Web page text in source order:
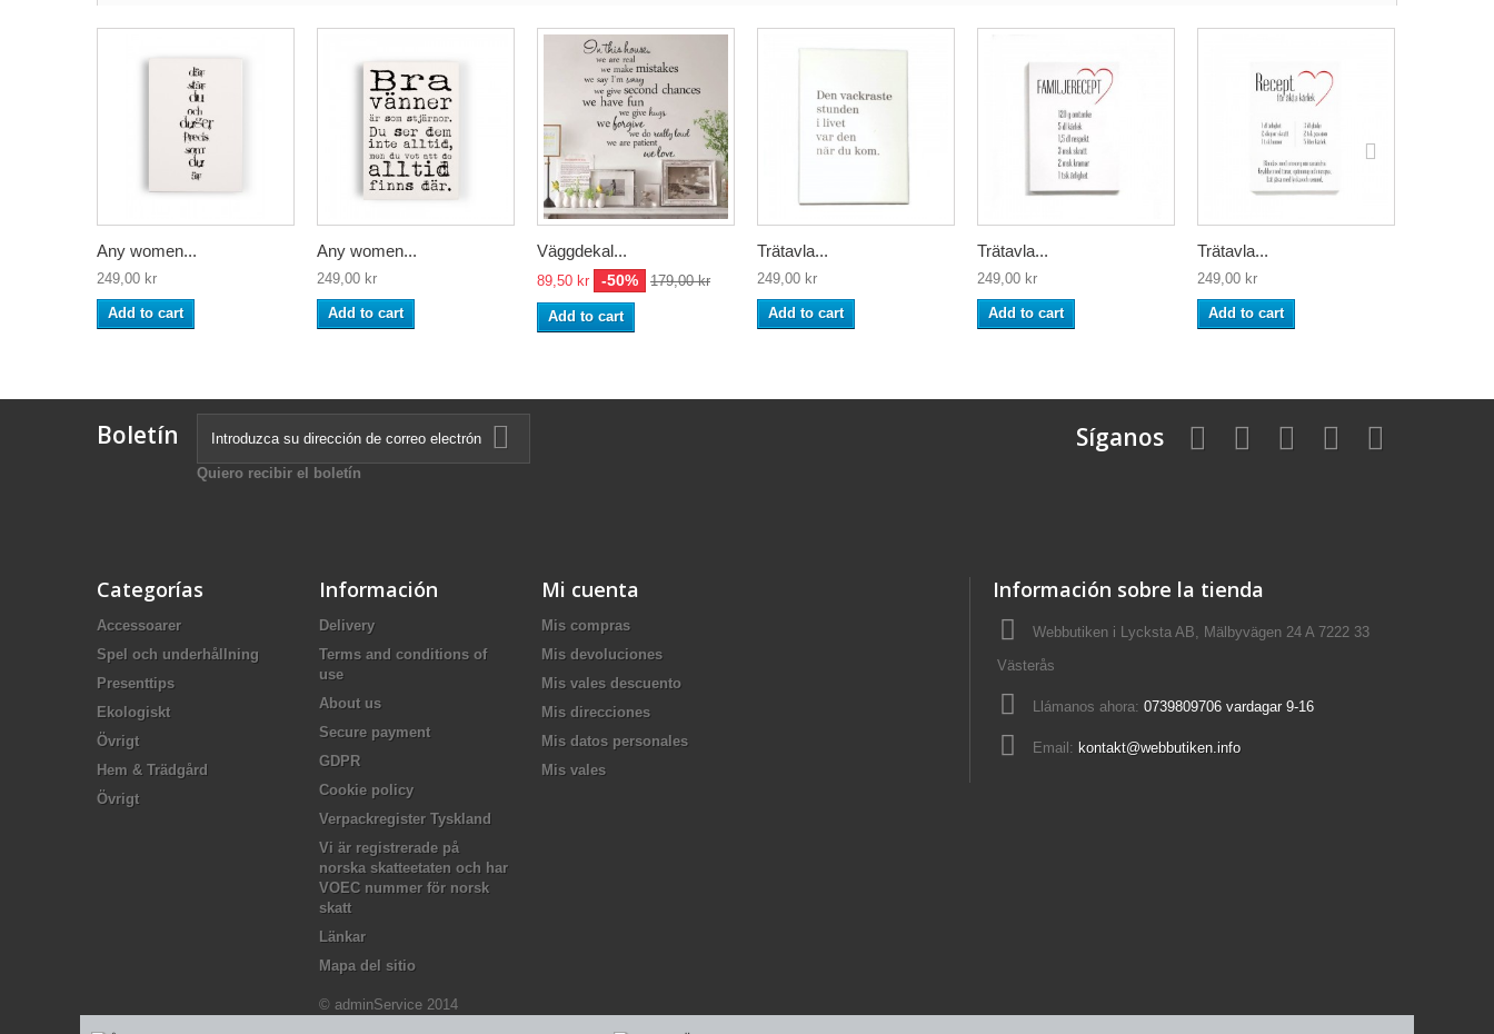
Any women...
249,00 kr
Add to cart
Any women...
249,00 kr
Add to cart
Väggdekal...
89,50 kr -50% 179,00 kr
Add to cart
Trätavla...
249,00 kr
Add to cart
Trätavla...
249,00 kr
Add to cart
Trätavla...
249,00 kr
Add to cart
Boletín
Quiero recibir el boletín
Síganos
Categorías
Accessoarer
Spel och underhållning
Presenttips
Ekologiskt
Övrigt
Hem & Trädgård
Övrigt
Información
Delivery
Terms and conditions of
use
About us
Secure payment
GDPR
Cookie policy
Verpackregister Tyskland
Vi är registrerade på
norska skatteetaten och har
VOEC nummer för norsk
skatt
Länkar
Mapa del sitio
© adminService 2014
Mi cuenta
Mis compras
Mis devoluciones
Mis vales descuento
Mis direcciones
Mis datos personales
Mis vales
Información sobre la tienda
Webbutiken i Lycksta AB, Mälbyvägen 24 A 7222 33
Västerås
Llámanos ahora: 0739809706 vardagar 9-16
Email: kontakt@webbutiken.info